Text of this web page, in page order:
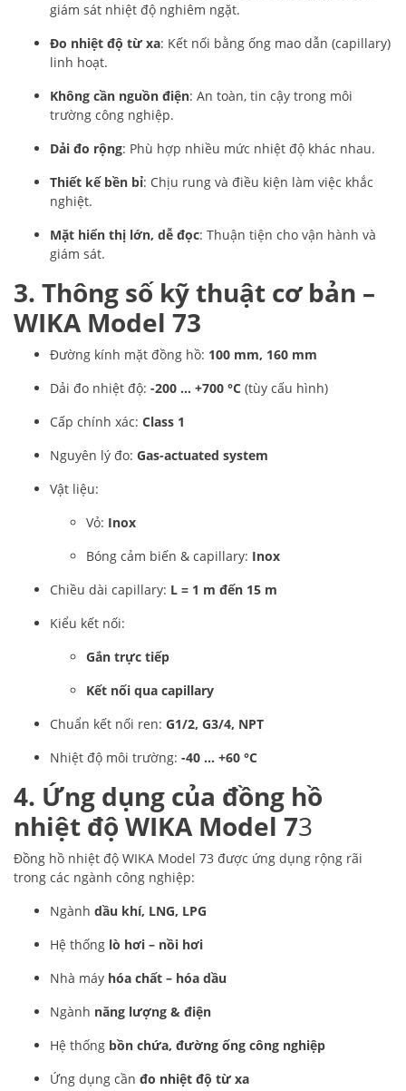
giám sát nhiệt độ nghiêm ngặt.
Đo nhiệt độ từ xa: Kết nối bằng ống mao dẫn (capillary)
linh hoạt.
Không cần nguồn điện: An toàn, tin cậy trong môi
trường công nghiệp.
Dải đo rộng: Phù hợp nhiều mức nhiệt độ khác nhau.
Thiết kế bền bỉ: Chịu rung và điều kiện làm việc khắc
nghiệt.
Mặt hiển thị lớn, dễ đọc: Thuận tiện cho vận hành và
giám sát.
3. Thông số kỹ thuật cơ bản –
WIKA Model 73
Đường kính mặt đồng hồ: 100 mm, 160 mm
Dải đo nhiệt độ: -200 … +700 °C (tùy cấu hình)
Cấp chính xác: Class 1
Nguyên lý đo: Gas-actuated system
Vật liệu:
Vỏ: Inox
Bóng cảm biến & capillary: Inox
Chiều dài capillary: L = 1 m đến 15 m
Kiểu kết nối:
Gắn trực tiếp
Kết nối qua capillary
Chuẩn kết nối ren: G1/2, G3/4, NPT
Nhiệt độ môi trường: -40 … +60 °C
4. Ứng dụng của đồng hồ
nhiệt độ WIKA Model 73
Đồng hồ nhiệt độ WIKA Model 73 được ứng dụng rộng rãi
trong các ngành công nghiệp:
Ngành dầu khí, LNG, LPG
Hệ thống lò hơi – nồi hơi
Nhà máy hóa chất – hóa dầu
Ngành năng lượng & điện
Hệ thống bồn chứa, đường ống công nghiệp
Ứng dụng cần đo nhiệt độ từ xa